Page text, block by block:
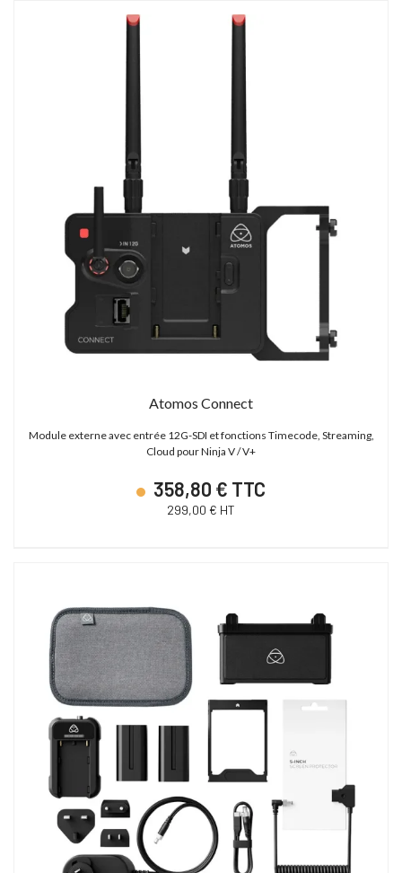
Atomos Connect
Module externe avec entrée 12G-SDI et fonctions Timecode, Streaming,
Cloud pour Ninja V / V+
358,80 € TTC
299,00 € HT